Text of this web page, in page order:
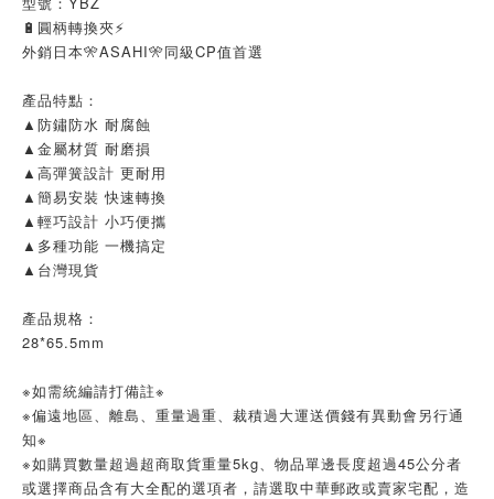
🔋圓柄轉換夾⚡
外銷日本🎌ASAHI🎌同級CP值首選
產品特點：
▲防鏽防水 耐腐蝕
▲金屬材質 耐磨損
▲高彈簧設計 更耐用
▲簡易安裝 快速轉換
▲輕巧設計 小巧便攜
▲多種功能 一機搞定
▲台灣現貨
產品規格：
28*65.5mm
※如需統編請打備註※
※偏遠地區、離島、重量過重、裁積過大運送價錢有異動會另行通
知※
※如購買數量超過超商取貨重量5kg、物品單邊長度超過45公分者
或選擇商品含有大全配的選項者，請選取中華郵政或賣家宅配，造